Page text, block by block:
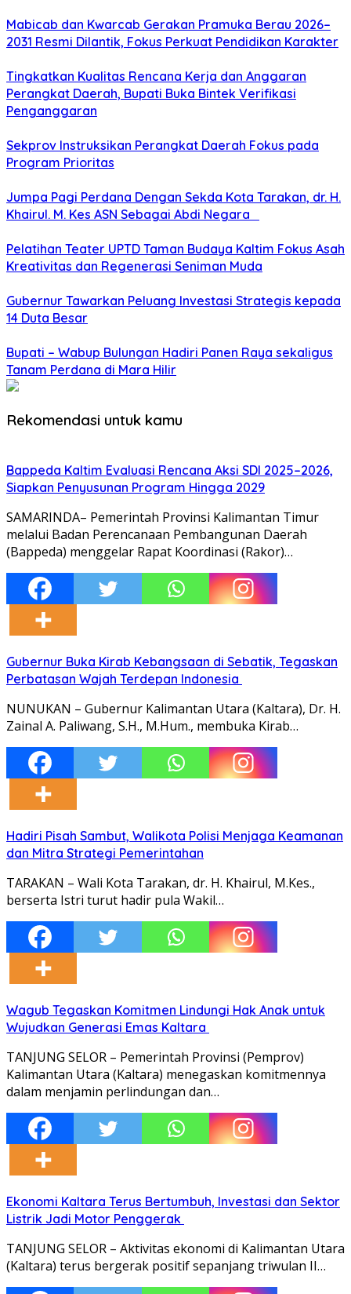
Mabicab dan Kwarcab Gerakan Pramuka Berau 2026–
2031 Resmi Dilantik, Fokus Perkuat Pendidikan Karakter
Tingkatkan Kualitas Rencana Kerja dan Anggaran
Perangkat Daerah, Bupati Buka Bintek Verifikasi
Penganggaran
Sekprov Instruksikan Perangkat Daerah Fokus pada
Program Prioritas
Jumpa Pagi Perdana Dengan Sekda Kota Tarakan, dr. H.
Khairul. M. Kes ASN Sebagai Abdi Negara
Pelatihan Teater UPTD Taman Budaya Kaltim Fokus Asah
Kreativitas dan Regenerasi Seniman Muda
Gubernur Tawarkan Peluang Investasi Strategis kepada
14 Duta Besar
Bupati – Wabup Bulungan Hadiri Panen Raya sekaligus
Tanam Perdana di Mara Hilir
Rekomendasi untuk kamu
Bappeda Kaltim Evaluasi Rencana Aksi SDI 2025–2026,
Siapkan Penyusunan Program Hingga 2029
SAMARINDA– Pemerintah Provinsi Kalimantan Timur
melalui Badan Perencanaan Pembangunan Daerah
(Bappeda) menggelar Rapat Koordinasi (Rakor)…
Gubernur Buka Kirab Kebangsaan di Sebatik, Tegaskan
Perbatasan Wajah Terdepan Indonesia
NUNUKAN – Gubernur Kalimantan Utara (Kaltara), Dr. H.
Zainal A. Paliwang, S.H., M.Hum., membuka Kirab…
Hadiri Pisah Sambut, Walikota Polisi Menjaga Keamanan
dan Mitra Strategi Pemerintahan
TARAKAN – Wali Kota Tarakan, dr. H. Khairul, M.Kes.,
berserta Istri turut hadir pula Wakil…
Wagub Tegaskan Komitmen Lindungi Hak Anak untuk
Wujudkan Generasi Emas Kaltara
TANJUNG SELOR – Pemerintah Provinsi (Pemprov)
Kalimantan Utara (Kaltara) menegaskan komitmennya
dalam menjamin perlindungan dan…
Ekonomi Kaltara Terus Bertumbuh, Investasi dan Sektor
Listrik Jadi Motor Penggerak
TANJUNG SELOR – Aktivitas ekonomi di Kalimantan Utara
(Kaltara) terus bergerak positif sepanjang triwulan II…